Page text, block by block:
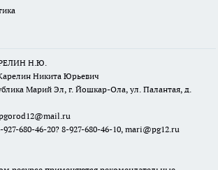
Н.Ю.
Никита Юрьевич
Марий Эл, г. Йошкар-Ола, ул. Палантая, д.
680-46-20? 8-927-680-46-10, mari@pg12.ru